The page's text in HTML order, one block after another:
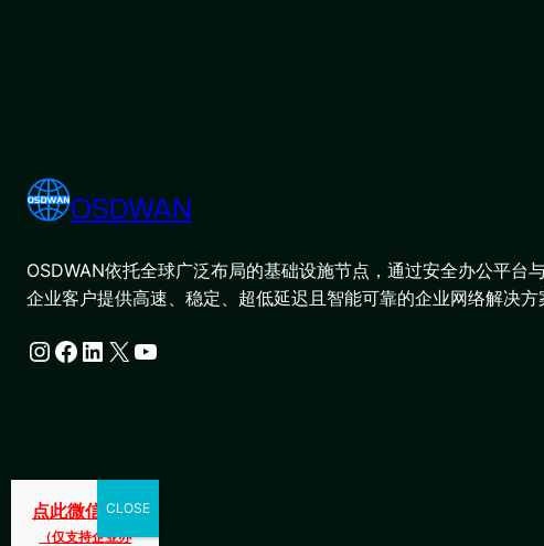
OSDWAN
OSDWAN依托全球广泛布局的基础设施节点，通过安全办公平台
企业客户提供高速、稳定、超低延迟且智能可靠的企业网络解决方
Instagram Facebook LinkedIn X YouTube
点此微信咨询
（仅支持企业办